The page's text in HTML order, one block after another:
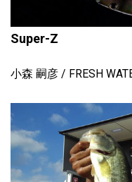
Super-Z
小森 嗣彦 FRESH